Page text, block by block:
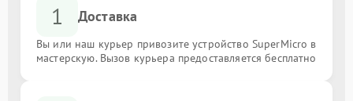
1 Доставка
Вы или наш курьер привозите устройство SuperMicro в
мастерскую. Вызов курьера предоставляется бесплатно